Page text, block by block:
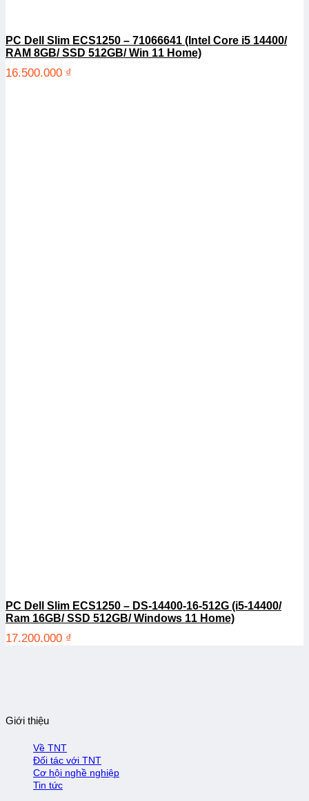
PC Dell Slim ECS1250 – 71066641 (Intel Core i5 14400/
RAM 8GB/ SSD 512GB/ Win 11 Home)
16.500.000 ₫
PC Dell Slim ECS1250 – DS-14400-16-512G (i5-14400/
Ram 16GB/ SSD 512GB/ Windows 11 Home)
17.200.000 ₫
Giới thiệu
Về TNT
Đối tác với TNT
Cơ hội nghề nghiệp
Tin tức